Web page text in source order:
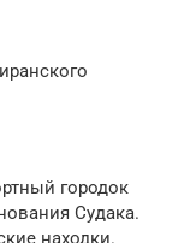
городок
Судака.
находки.